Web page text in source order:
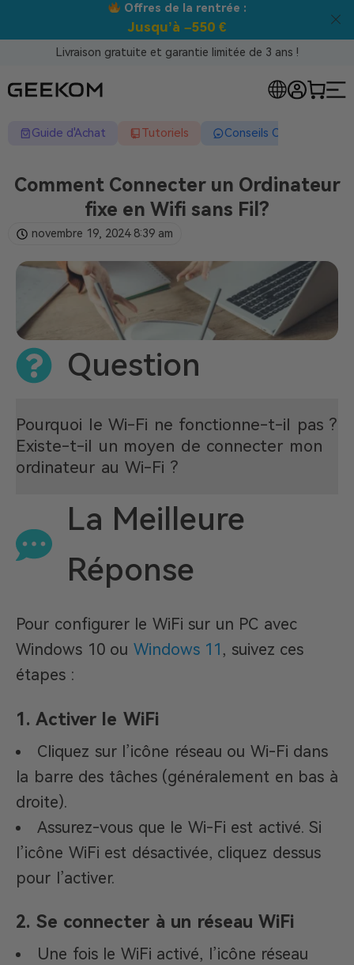
Offres de la rentrée :
Jusqu’à –550 €
Livraison gratuite et garantie limitée de 3 ans !
Guide d'Achat Tutoriels Conseils Complets
Comment Connecter un Ordinateur
fixe en Wifi sans Fil?
novembre 19, 2024 8:39 am
Question
Pourquoi le Wi-Fi ne fonctionne-t-il pas ?
Existe-t-il un moyen de connecter mon
ordinateur au Wi-Fi ?
La Meilleure
Réponse
Pour configurer le WiFi sur un PC avec
Windows 10 ou Windows 11, suivez ces
étapes :
1. Activer le WiFi
Cliquez sur l’icône réseau ou Wi-Fi dans
la barre des tâches (généralement en bas à
droite).
Assurez-vous que le Wi-Fi est activé. Si
l’icône WiFi est désactivée, cliquez dessus
pour l’activer.
2. Se connecter à un réseau WiFi
Une fois le WiFi activé, l’icône réseau